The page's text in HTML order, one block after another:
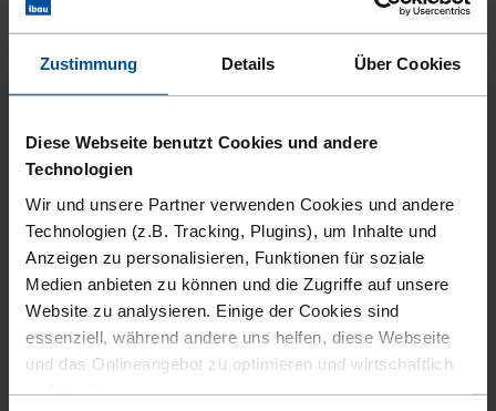
Zustimmung Details Über Cookies
Diese Webseite benutzt Cookies und andere
Technologien
Wir und unsere Partner verwenden Cookies und andere
Technologien (z.B. Tracking, Plugins), um Inhalte und
Anzeigen zu personalisieren, Funktionen für soziale
Medien anbieten zu können und die Zugriffe auf unsere
Website zu analysieren. Einige der Cookies sind
essenziell, während andere uns helfen, diese Webseite
und das Onlineangebot zu optimieren und wirtschaftlich
Leistungsort:
Vergabestelle:
Stadt Rheine
Veröffentlicht seit:
DIESEN AUFTRAG ANSEHEN AUF MERKLISTE SETZEN
ÖFFENTLICH
Neubau Betriebsgebäude TBR - Stahlbau- und